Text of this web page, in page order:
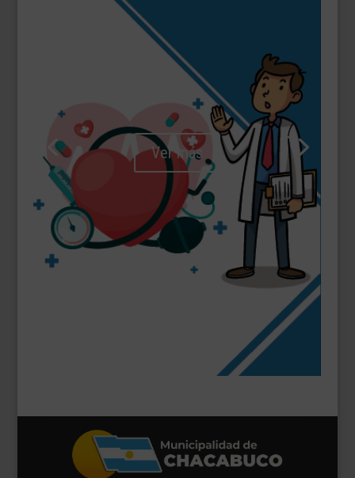
Ver más